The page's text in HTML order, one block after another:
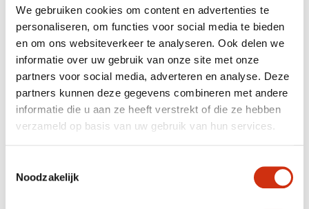
We gebruiken cookies om content en advertenties te
personaliseren, om functies voor social media te bieden
en om ons websiteverkeer te analyseren. Ook delen we
informatie over uw gebruik van onze site met onze
partners voor social media, adverteren en analyse. Deze
partners kunnen deze gegevens combineren met andere
informatie die u aan ze heeft verstrekt of die ze hebben
verzameld op basis van uw gebruik van hun services.
Noodzakelijk
La tige robuste du bambou peut également servir au
chat pour se faire les griffes.
Multiculturel et sûr
La sélection des plantes de compagnie est international.
long des berges du Nil en Égypte. Le bambou provient